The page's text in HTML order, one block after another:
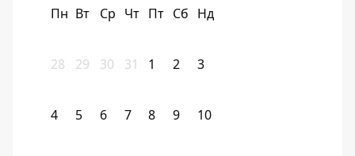
Пн Вт Ср Чт Пт Сб Нд
28 29 30 31 1 2 3
4 5 6 7 8 9 10